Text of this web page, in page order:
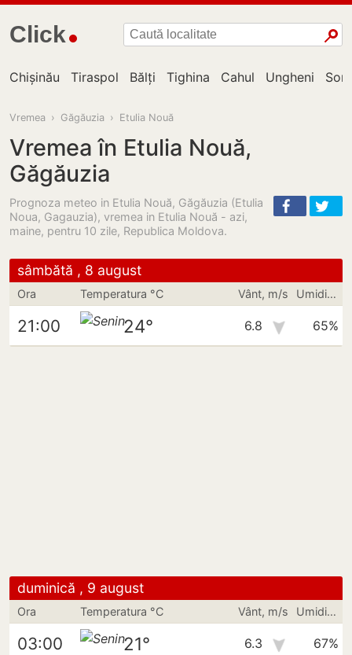
Click
Chișinău Tiraspol Bălți Tighina Cahul Ungheni
Vremea › Găgăuzia › Etulia Nouă
Vremea în Etulia Nouă,
Găgăuzia
Prognoza meteo in Etulia Nouă, Găgăuzia (Etulia
Noua, Gagauzia), vremea in Etulia Nouă - azi,
maine, pentru 10 zile, Republica Moldova.
sâmbătă , 8 august
Ora Temperatura °C Vânt, m/s Umiditate
21:00 24° 6.8 65%
duminică , 9 august
Ora Temperatura °C Vânt, m/s Umiditate
03:00 21° 6.3 67%